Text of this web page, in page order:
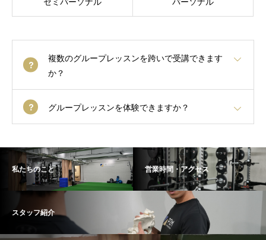
複数のグループレッスンを跨いで受講できます
か？
グループレッスンを体験できますか？
私たちのこと 営業時間・アクセス
スタッフ紹介